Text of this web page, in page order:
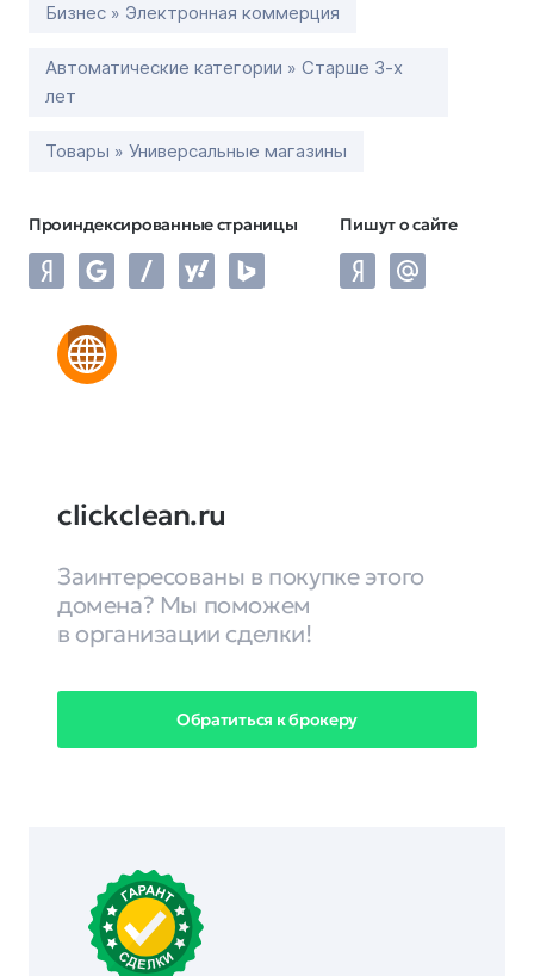
Бизнес » Электронная коммерция
Автоматические категории » Старше 3-х
лет
Товары » Универсальные магазины
Проиндексированные страницы Пишут о сайте
clickclean.ru
Заинтересованы в покупке этого
домена? Мы поможем
в организации сделки!
Обратиться к брокеру